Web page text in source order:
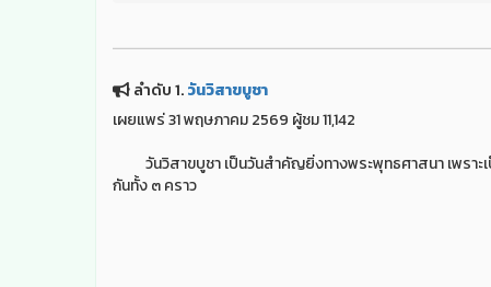
ลำดับ 1.วันวิสาขบูชา
เผยแพร่ 31 พฤษภาคม 2569 ผู้ชม 11,142
วันวิสาขบูชา เป็นวันสำคัญยิ่งทางพระพุทธศาสนา เพราะ
กันทั้ง ๓ คราว